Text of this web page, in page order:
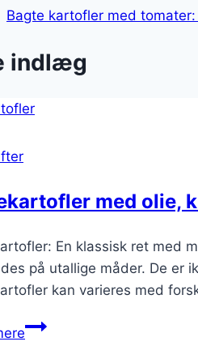
Bagte kartofler med
indlæg
med olie,
En klassisk ret med
på utallige måder. De er
kan varieres med
Bagekartofler